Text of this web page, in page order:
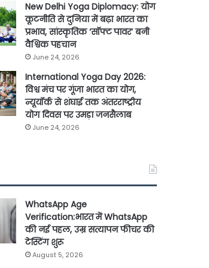
New Delhi Yoga Diplomacy: योग
कूटनीति से दुनिया में बढ़ा भारत का
प्रभाव, सांस्कृतिक ‘सॉफ्ट पावर’ बनी
वैश्विक पहचान
June 24, 2026
International Yoga Day 2026:
विश्व मंच पर गूंजा भारत का योग,
न्यूयॉर्क से शंघाई तक अंतरराष्ट्रीय
योग दिवस पर उमड़ा जनसैलाब
June 24, 2026
WhatsApp Age
Verification:भारत में WhatsApp
की नई पहल, उम्र सत्यापन फीचर की
टेस्टिंग शुरू
August 5, 2026